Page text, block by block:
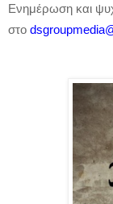
Ενημέρωση και
στο dsgroupmedia